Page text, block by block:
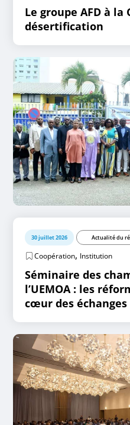
Le groupe AFD à la
désertification
30 juillet 2026 Actualité du
Coopération, Institution
Séminaire des
l’UEMOA : les
cœur des échanges